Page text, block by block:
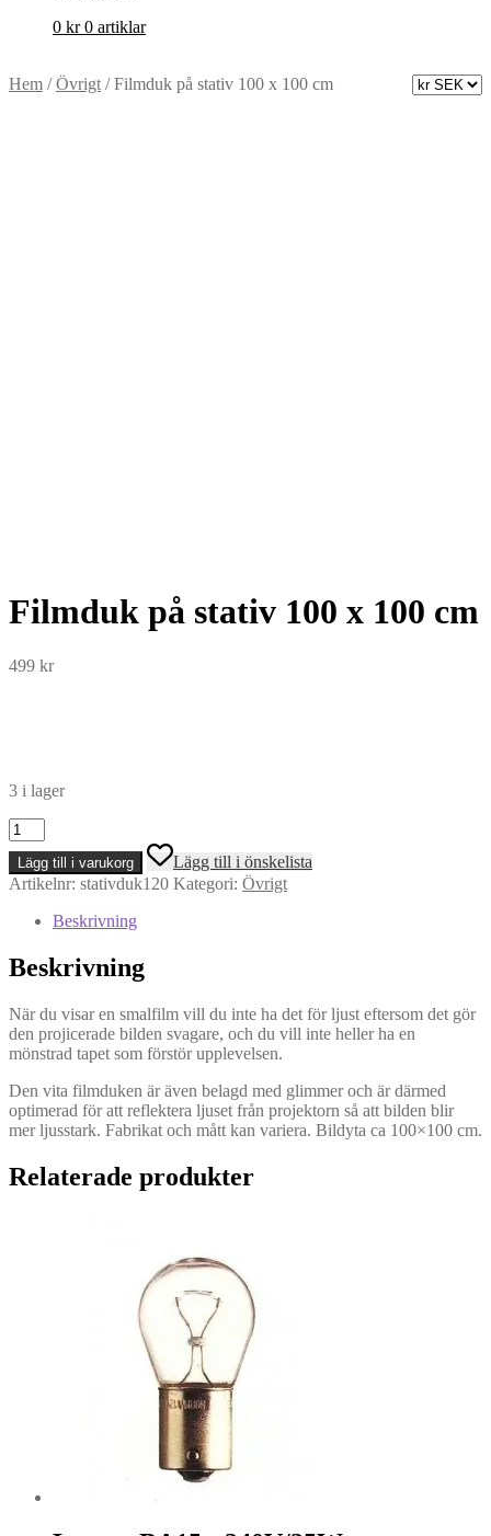
0 kr 0 artiklar
Hem /Övrigt /Filmduk på stativ 100 x 100 cm
Filmduk på stativ 100 x 100 cm
499 kr
3 i lager
Filmduk
på
stativ
100
mängd
Lägg till i varukorg
Lägg till i önskelista
Artikelnr: stativduk120 Kategori: Övrigt
Beskrivning
Beskrivning
När du visar en smalfilm vill du inte ha det för ljust eftersom det gör
den projicerade bilden svagare, och du vill inte heller ha en
mönstrad tapet som förstör upplevelsen.
Den vita filmduken är även belagd med glimmer och är därmed
optimerad för att reflektera ljuset från projektorn så att bilden blir
mer ljusstark. Fabrikat och mått kan variera. Bildyta ca 100×100 cm.
Relaterade produkter